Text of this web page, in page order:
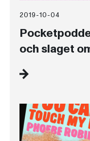
2019-10-04
och slaget